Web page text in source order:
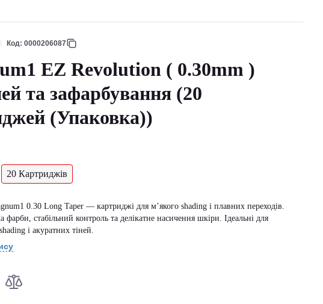
Код: 0000206087
EZ Revolution ( 0.30mm )
та зафарбування (20
(Упаковка))
20 Картриджів
0.30 Long Taper — картриджі для м’якого shading і плавних переходів.
фарби, стабільний контроль та делікатне насичення шкіри. Ідеальні для
і акуратних тіней.